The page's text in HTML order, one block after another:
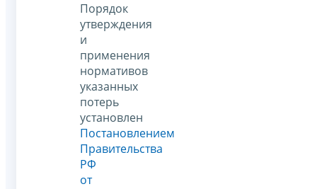
Порядок
утверждения
и
применения
нормативов
указанных
потерь
установлен
Постановлением
Правительства
РФ
от